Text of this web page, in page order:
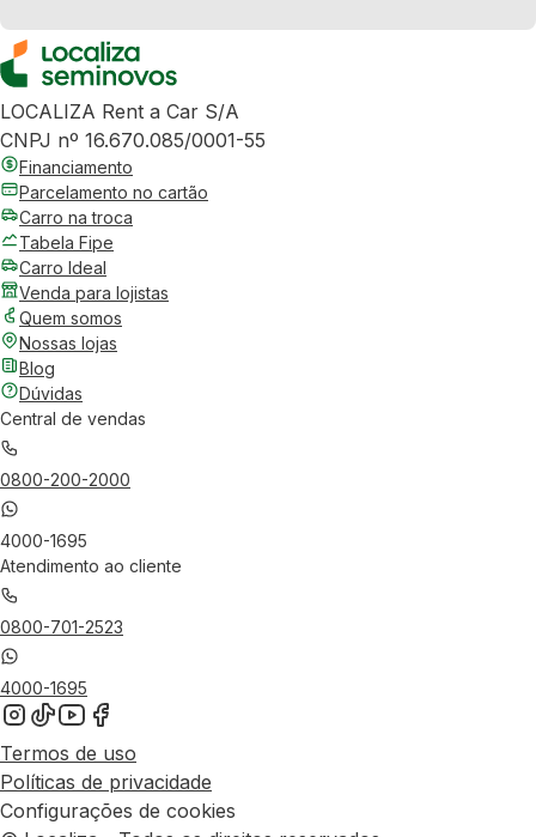
LOCALIZA Rent a Car S/A
CNPJ nº 16.670.085/0001-55
Financiamento
Parcelamento no cartão
Carro na troca
Tabela Fipe
Carro Ideal
Venda para lojistas
Quem somos
Nossas lojas
Blog
Dúvidas
Central de vendas
0800-200-2000
4000-1695
Atendimento ao cliente
0800-701-2523
4000-1695
Termos de uso
Políticas de privacidade
Configurações de cookies